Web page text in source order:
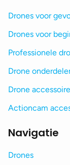
Drones voor
Drones voor
Professionele
Drone
Drone
Actioncam
Navigatie
Drones